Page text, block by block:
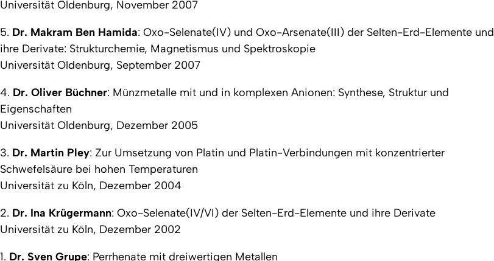
Universität Oldenburg, November 2007
5. Dr. Makram Ben Hamida: Oxo-Selenate(IV) und Oxo-Arsenate(III) der Selten-Erd-Elemente und
ihre Derivate: Strukturchemie, Magnetismus und Spektroskopie
Universität Oldenburg, September 2007
4. Dr. Oliver Büchner: Münzmetalle mit und in komplexen Anionen: Synthese, Struktur und
Eigenschaften
Universität Oldenburg, Dezember 2005
3. Dr. Martin Pley: Zur Umsetzung von Platin und Platin-Verbindungen mit konzentrierter
Schwefelsäure bei hohen Temperaturen
Universität zu Köln, Dezember 2004
2. Dr. Ina Krügermann: Oxo-Selenate(IV/VI) der Selten-Erd-Elemente und ihre Derivate
Universität zu Köln, Dezember 2002
1. Dr. Sven Grupe: Perrhenate mit dreiwertigen Metallen